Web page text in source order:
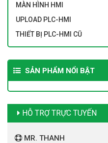
MÀN HÌNH HMI
UPLOAD PLC-HMI
THIẾT BỊ PLC-HMI CŨ
SẢN PHẨM NỔI BẬT
HỖ TRỢ TRỰC TUYẾN
MR. THANH